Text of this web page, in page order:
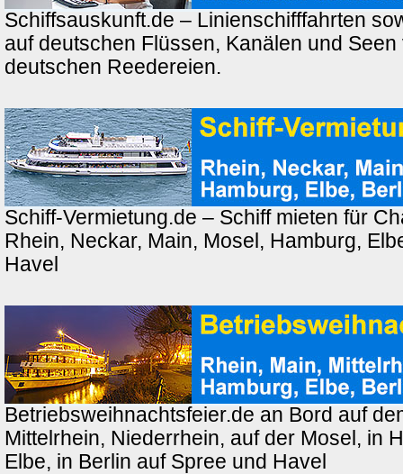
Schiffsauskunft.de – Linienschifffahrten
auf deutschen Flüssen, Kanälen und Seen
deutschen Reedereien.
Schiff-Vermietung.de – Schiff mieten für
Rhein, Neckar, Main, Mosel, Hamburg,
Havel
Betriebsweihnachtsfeier.de an Bord auf
Mittelrhein, Niederrhein, auf der Mosel, in
Elbe, in Berlin auf Spree und Havel